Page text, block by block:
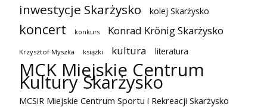
inwestycje Skarżysko kolej Skarżysko
koncert konkurs Konrad Krönig Skarżysko
Krzysztof Myszka książki kultura literatura
MCK Miejskie Centrum
Kultury Skarżysko
MCSiR Miejskie Centrum Sportu i Rekreacji Skarżysko